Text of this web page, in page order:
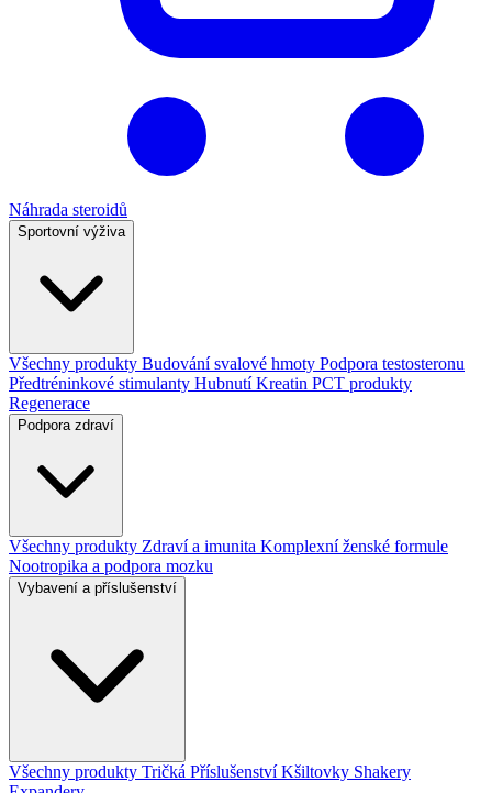
Náhrada steroidů
Sportovní výživa
Všechny produkty Budování svalové hmoty Podpora testosteronu
Předtréninkové stimulanty HubnutíKreatin PCT produkty
Regenerace
Podpora zdraví
Všechny produkty Zdraví a imunita Komplexní ženské formule
Nootropika a podpora mozku
Vybavení a příslušenství
Všechny produkty Tričká PříslušenstvíKšiltovky Shakery